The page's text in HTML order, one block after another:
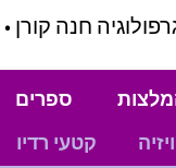
חנה קורן •
ספרים
קטעי רדיו